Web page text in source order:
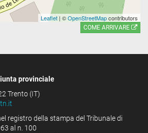
Leaflet | ©OpenStreetMapcontributors
COME ARRIVARE
provinciale
Trento (IT)
registro della stampa del Tribunale di
al n. 100